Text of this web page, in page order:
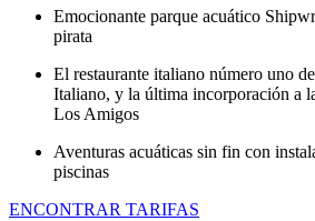
Emocionante parque acuático
pirata
El restaurante italiano número uno
Italiano, y la última incorporación a
Los Amigos
Aventuras acuáticas sin fin con
piscinas
ENCONTRAR TARIFAS